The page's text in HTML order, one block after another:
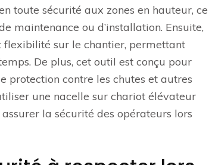
toute sécurité aux zones en hauteur, ce
maintenance ou d’installation. Ensuite,
sur le chantier, permettant
De plus, cet outil est conçu pour
protection contre les chutes et autres
une nacelle sur chariot élévateur
la sécurité des opérateurs lors